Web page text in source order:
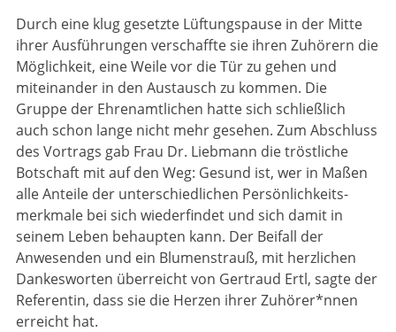
Durch eine klug gesetzte Lüftungspause in der Mitte
ihrer Ausführungen verschaffte sie ihren Zuhörern die
Möglichkeit, eine Weile vor die Tür zu gehen und
miteinander in den Austausch zu kommen. Die
Gruppe der Ehrenamtlichen hatte sich schließlich
auch schon lange nicht mehr gesehen. Zum Abschluss
des Vortrags gab Frau Dr. Liebmann die tröstliche
Botschaft mit auf den Weg: Gesund ist, wer in Maßen
alle Anteile der unterschiedlichen Persönlichkeits­
merkmale bei sich wiederfindet und sich damit in
seinem Leben behaupten kann. Der Beifall der
Anwesenden und ein Blumenstrauß, mit herzlichen
Dankesworten überreicht von Gertraud Ertl, sagte der
Referentin, dass sie die Herzen ihrer Zuhörer*nnen
erreicht hat.